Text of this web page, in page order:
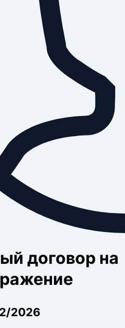
договор на
2026